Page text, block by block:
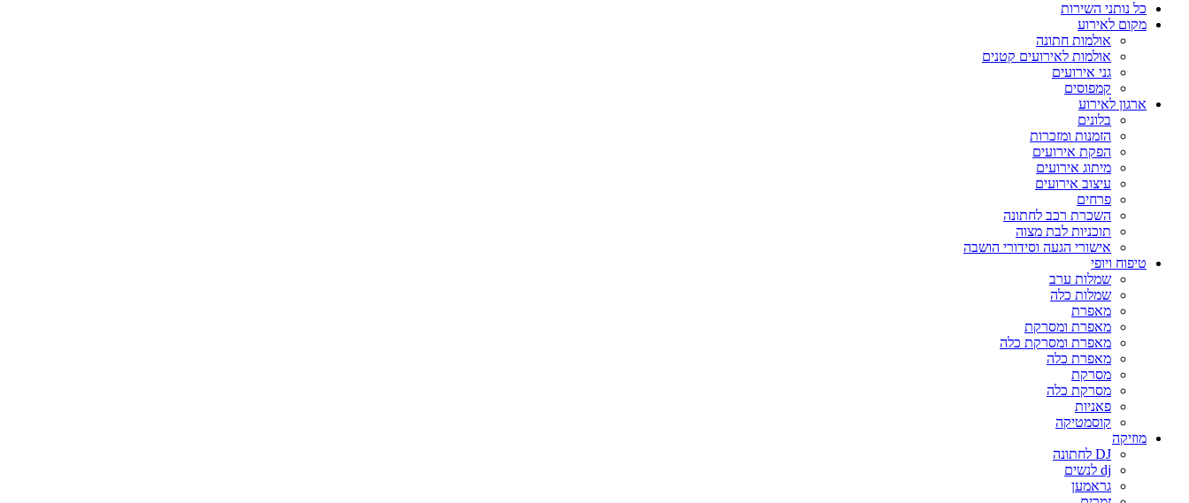
כל נותני השירות
מקום לאירוע
אולמות חתונה
אולמות לאירועים קטנים
גני אירועים
קמפוסים
ארגון לאירוע
בלונים
הזמנות ומזכרות
הפקת אירועים
מיתוג אירועים
עיצוב אירועים
פרחים
השכרת רכב לחתונה
תוכניות לבת מצוה
אישורי הגעה וסידורי הושבה
טיפוח ויופי
שמלות ערב
שמלות כלה
מאפרת
מאפרת ומסרקת
מאפרת ומסרקת כלה
מאפרת כלה
מסרקת
מסרקת כלה
פאניות
קוסמטיקה
מוזיקה
DJ לחתונה
dj לנשים
גראמען